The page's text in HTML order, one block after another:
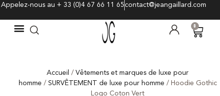
Appelez-nous au + 33 (0)4 67 66 11 65contact@jeangaillard.com
0
Accueil /Vêtements et marques de luxe pour
homme / SURVÊTEMENT de luxe pour homme / Hoodie Gothic
Logo Coton Vert